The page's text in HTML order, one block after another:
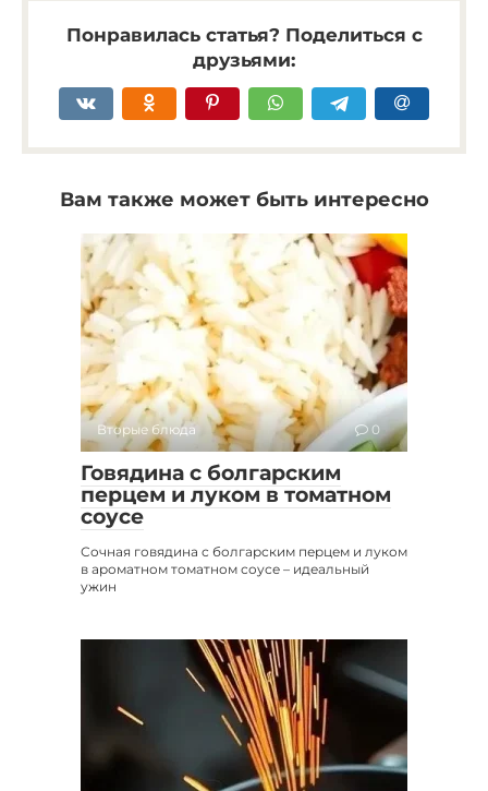
Понравилась статья? Поделиться с
друзьями:
Вам также может быть интересно
Вторые блюда 0
Говядина с болгарским
перцем и луком в томатном
соусе
Сочная говядина с болгарским перцем и луком
в ароматном томатном соусе – идеальный
ужин